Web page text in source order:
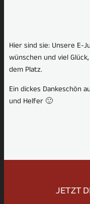
Hier sind sie: Unsere E-
wünschen und viel
dem Platz.
Ein dickes Dankeschön
und Helfer 🙂
JETZT